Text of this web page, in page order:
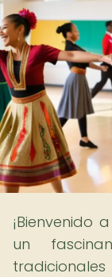
¡Bienvenido a
un